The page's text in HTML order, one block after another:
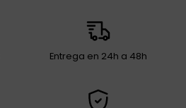
Entrega en 24h a 48h